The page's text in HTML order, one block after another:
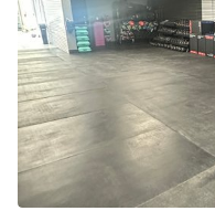
Terrace
Tetto / Terrazza
Vetrina
Vista incredibile
Water Access